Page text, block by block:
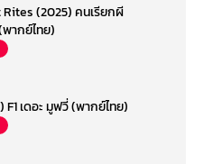
(2025) คนเรียกผี
ากย์ไทย)
เดอะ มูฟวี่ (พากย์ไทย)